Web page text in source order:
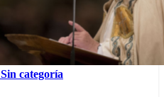
Sin categoría